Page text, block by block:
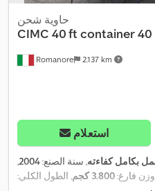
Romanore 2.137 km
حاوية شحن
CIMC 40 ft container40
استعلام
بكامل كفاءته, سنة الصنع:2004
,
فارغ:3.800 كجم
, الطول الكلي: